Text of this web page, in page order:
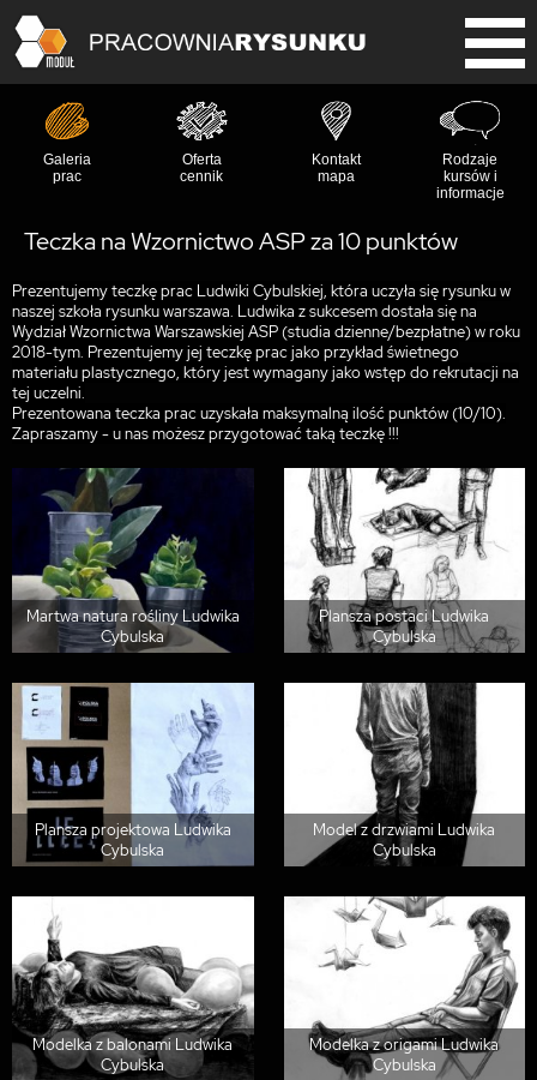
Galeria
prac
Oferta
cennik
Kontakt
mapa
Rodzaje
kursów i
informacje
Teczka na Wzornictwo ASP za 10 punktów
Prezentujemy teczkę prac Ludwiki Cybulskiej, która uczyła się rysunku w
naszej szkoła rysunku warszawa. Ludwika z sukcesem dostała się na
Wydział Wzornictwa Warszawskiej ASP (studia dzienne/bezpłatne) w roku
2018-tym. Prezentujemy jej teczkę prac jako przykład świetnego
materiału plastycznego, który jest wymagany jako wstęp do rekrutacji na
tej uczelni.
Prezentowana teczka prac uzyskała maksymalną ilość punktów (10/10).
Zapraszamy - u nas możesz przygotować taką teczkę !!!
Martwa natura rośliny Ludwika
Cybulska
Plansza postaci Ludwika
Cybulska
Plansza projektowa Ludwika
Cybulska
Model z drzwiami Ludwika
Cybulska
Modelka z balonami Ludwika
Cybulska
Modelka z origami Ludwika
Cybulska